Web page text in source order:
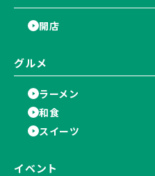
開店
グルメ
ラーメン
和食
スイーツ
イベント